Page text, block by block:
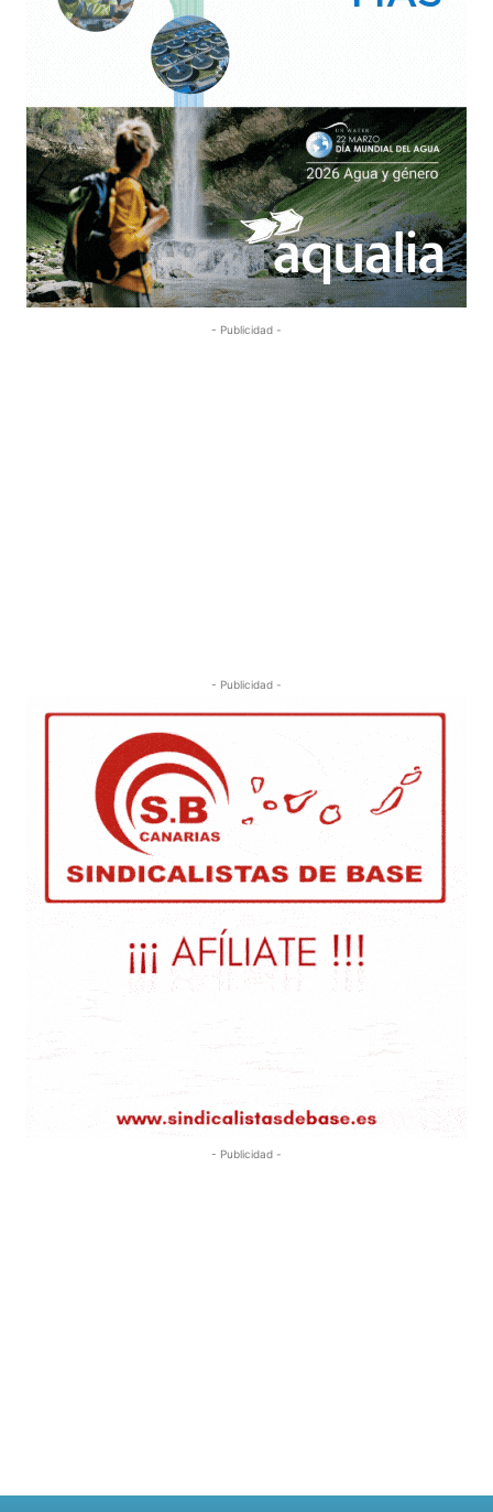
- Publicidad -
- Publicidad -
- Publicidad -